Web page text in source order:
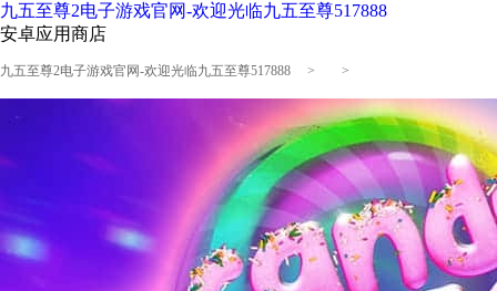
九五至尊2电子游戏官网-欢迎光临九五至尊517888
安卓应用商店
九五至尊2电子游戏官网-欢迎光临九五至尊517888 > >